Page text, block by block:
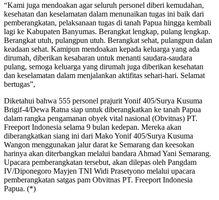
“Kami juga mendoakan agar seluruh personel diberi kemudahan,
kesehatan dan keselamatan dalam menunaikan tugas ini baik dari
pemberangkatan, pelaksanaan tugas di tanah Papua hingga kembali
lagi ke Kabupaten Banyumas. Berangkat lengkap, pulang lengkap.
Berangkat utuh, pulangpun utuh. Berangkat sehat, pulangpun dalan
keadaan sehat. Kamipun mendoakan kepada keluarga yang ada
dirumah, diberikan kesabaran untuk menanti saudara-saudara
pulang, semoga keluarga yang dirumah juga diberikan kesehatan
dan keselamatan dalam menjalankan aktifitas sehari-hari. Selamat
bertugas”,
Diketahui bahwa 555 personel prajurit Yonif 405/Surya Kusuma
Brigif-4/Dewa Ratna siap untuk diberangkatkan ke tanah Papua
dalam rangka pengamanan obyek vital nasional (Obvitnas) PT.
Freeport Indonesia selama 9 bulan kedepan. Mereka akan
diberangkatkan siang ini dari Mako Yonif 405/Surya Kusuma
Wangon menggunakan jalur darat ke Semarang dan keesokan
harinya akan diterbangkan melalui bandara Ahmad Yani Semarang.
Upacara pemberangkatan tersebut, akan dilepas oleh Pangdam
IV/Diponegoro Mayjen TNI Widi Prasetyono melalui upacara
pemberangkatan satgas pam Obvitnas PT. Freeport Indonesia
Papua. (*)